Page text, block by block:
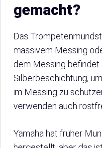
gemacht?
Das
massivem Messing
dem Messing befindet
Silberbeschichtung,
im Messing zu
verwenden auch
Yamaha hat früher